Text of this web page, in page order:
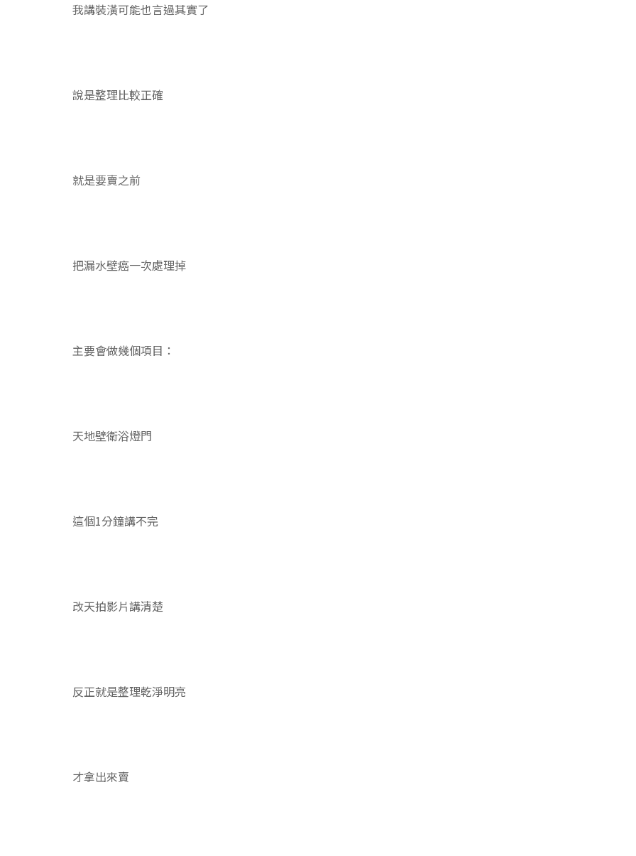
我講裝潢可能也言過其實了
說是整理比較正確
就是要賣之前
把漏水壁癌一次處理掉
主要會做幾個項目：
天地壁衛浴燈門
這個1分鐘講不完
改天拍影片講清楚
反正就是整理乾淨明亮
才拿出來賣